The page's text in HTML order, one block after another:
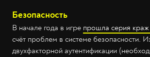
Безопасность
В начале года в игре прошла серия краж
счёт проблем в системе безопасности.
двухфакторной аутентификации